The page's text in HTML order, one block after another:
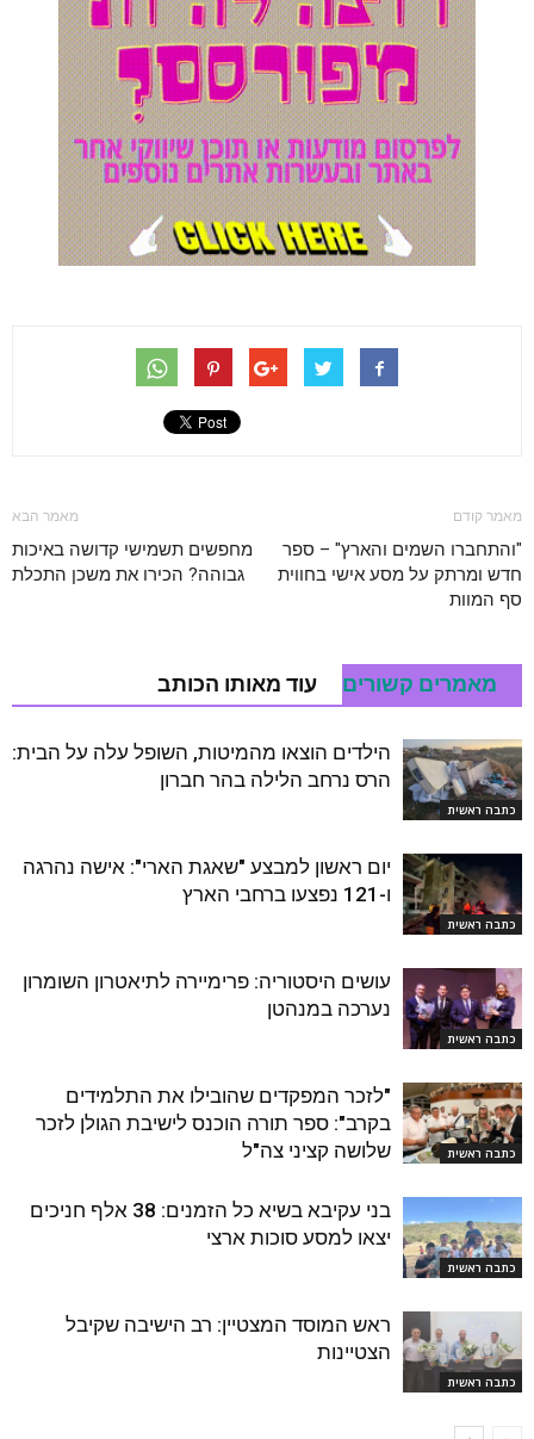
מאמר קודם
"והתחברו השמים והארץ" – ספר
חדש ומרתק על מסע אישי בחווית
סף המוות
מאמר הבא
מחפשים תשמישי קדושה באיכות
גבוהה? הכירו את משכן התכלת
מאמרים קשורים עוד מאותו הכותב
כתבה ראשית
הילדים הוצאו מהמיטות, השופל עלה על הבית:
הרס נרחב הלילה בהר חברון
כתבה ראשית
יום ראשון למבצע "שאגת הארי": אישה נהרגה
ו-121 נפצעו ברחבי הארץ
כתבה ראשית
עושים היסטוריה: פרימיירה לתיאטרון השומרון
נערכה במנהטן
כתבה ראשית
"לזכר המפקדים שהובילו את התלמידים
בקרב": ספר תורה הוכנס לישיבת הגולן לזכר
שלושה קציני צה"ל
כתבה ראשית
בני עקיבא בשיא כל הזמנים: 38 אלף חניכים
יצאו למסע סוכות ארצי
כתבה ראשית
ראש המוסד המצטיין: רב הישיבה שקיבל
הצטיינות